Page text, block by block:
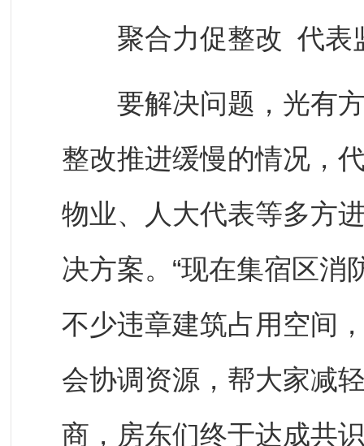
聚合力促整改 代表
要解决问题，光有方
整改推进缓慢的情况，
物业、人大代表等多方
决方案。“现在集宿区
不少违章建筑占用空间
会协调资源，帮大家减
商，房东们终于达成共